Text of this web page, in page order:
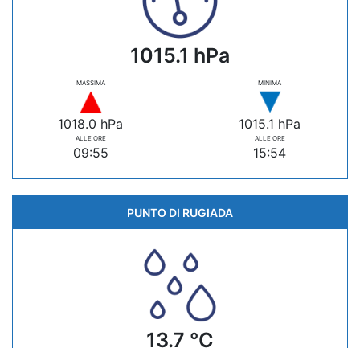
1015.1 hPa
MASSIMA
1018.0 hPa
ALLE ORE
09:55
MINIMA
1015.1 hPa
ALLE ORE
15:54
PUNTO DI RUGIADA
13.7 °C